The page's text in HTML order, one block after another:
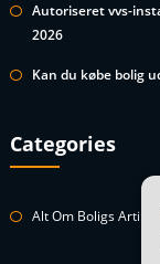
Autoriseret vvs-
2026
Kan du købe bolig
Categories
Alt Om Boligs Artikler